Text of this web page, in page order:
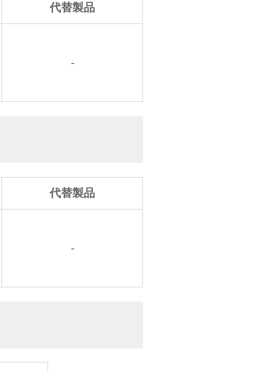
代替製品
-
代替製品
-